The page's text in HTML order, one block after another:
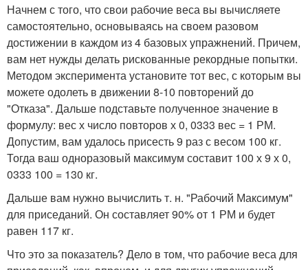
Начнем с того, что свои рабочие веса вы вычисляете
самостоятельно, основываясь на своем разовом
достижении в каждом из 4 базовых упражнений. Причем,
вам нет нужды делать рискованные рекордные попытки.
Методом эксперимента установите тот вес, с которым вы
можете одолеть в движении 8-10 повторений до
"Отказа". Дальше подставьте полученное значение в
формулу: вес х число повторов х 0, 0333 вес = 1 РМ.
Допустим, вам удалось присесть 9 раз с весом 100 кг.
Тогда ваш одноразовый максимум составит 100 х 9 х 0,
0333 100 = 130 кг.
Дальше вам нужно вычислить т. н. "Рабочий Максимум"
для приседаний. Он составляет 90% от 1 РМ и будет
равен 117 кг.
Что это за показатель? Дело в том, что рабочие веса для